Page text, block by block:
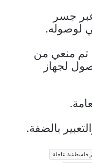
جسر
لوصوله.
تم منعي من
لجهاز
بالضفة.
فلسطينية عاجلة